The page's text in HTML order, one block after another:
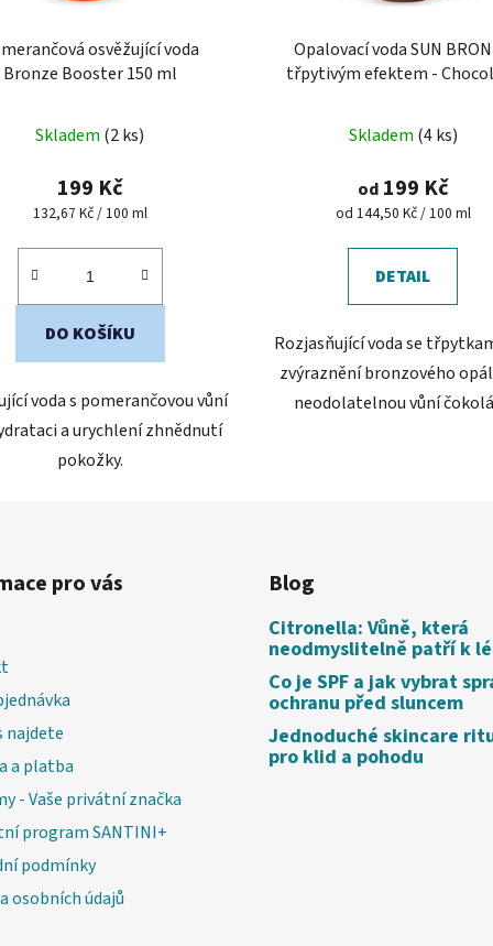
osvěžující voda
Bronze Booster 150 ml
Skladem (2 ks)
199 Kč
Měrná
132,67 Kč / 100 ml
DO KOŠÍKU
voda s pomerančovou vůní
a urychlení zhnědnutí
pokožky.
Opalovací voda SUN
třpytivým efektem -
Skladem (4 ks)
od199 Kč
Měrná
od 144,50 Kč / 100 ml
DETAIL
Rozjasňující voda se
zvýraznění bronzového
neodolatelnou vůní
pro vás
najdete
a platba
- Vaše privátní značka
program SANTINI+
podmínky
osobních údajů
Blog
Citronella: Vůně, která
neodmyslitelně patří k
Co je SPF a jak vybrat
ochranu před sluncem
Jednoduché skincare
pro klid a pohodu